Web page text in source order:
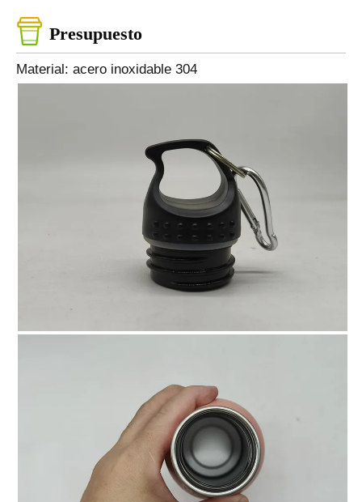
Presupuesto
Material: acero inoxidable 304